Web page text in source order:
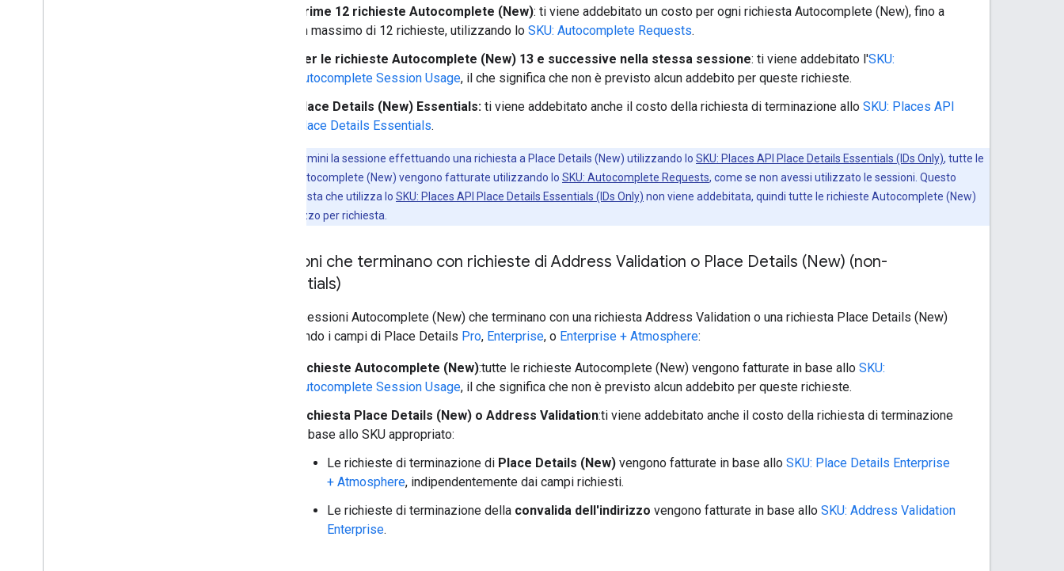
Prime 12 richieste Autocomplete (New): ti viene addebitato un costo per ogni richiesta Autocomplete (New), fino a
un massimo di 12 richieste, utilizzando lo SKU: Autocomplete Requests.
Per le richieste Autocomplete (New) 13 e successive nella stessa sessione: ti viene addebitato l'SKU:
Autocomplete Session Usage, il che significa che non è previsto alcun addebito per queste richieste.
Place Details (New) Essentials: ti viene addebitato anche il costo della richiesta di terminazione allo SKU: Places API
Place Details Essentials.
:se termini la sessione effettuando una richiesta a Place Details (New) utilizzando lo SKU: Places API Place Details Essentials (IDs Only), tutte le
richieste ad Autocomplete (New) vengono fatturate utilizzando lo SKU: Autocomplete Requests, come se non avessi utilizzato le sessioni. Questo
perché la richiesta che utilizza lo SKU: Places API Place Details Essentials (IDs Only) non viene addebitata, quindi tutte le richieste Autocomplete (New)
tornano al prezzo per richiesta.
Sessioni che terminano con richieste di Address Validation o Place Details (New) (non-
Essentials)
Per le sessioni Autocomplete (New) che terminano con una richiesta Address Validation o una richiesta Place Details (New)
utilizzando i campi di Place Details Pro, Enterprise, o Enterprise + Atmosphere:
Richieste Autocomplete (New):tutte le richieste Autocomplete (New) vengono fatturate in base allo SKU:
Autocomplete Session Usage, il che significa che non è previsto alcun addebito per queste richieste.
Richiesta Place Details (New) o Address Validation:ti viene addebitato anche il costo della richiesta di terminazione
in base allo SKU appropriato:
Le richieste di terminazione di Place Details (New) vengono fatturate in base allo SKU: Place Details Enterprise
+ Atmosphere, indipendentemente dai campi richiesti.
Le richieste di terminazione della convalida dell'indirizzo vengono fatturate in base allo SKU: Address Validation
Enterprise.